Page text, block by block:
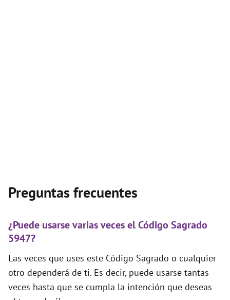
Preguntas frecuentes
¿Puede usarse varias veces el Código Sagrado
5947?
Las veces que uses este Código Sagrado o cualquier
otro dependerá de ti. Es decir, puede usarse tantas
veces hasta que se cumpla la intención que deseas